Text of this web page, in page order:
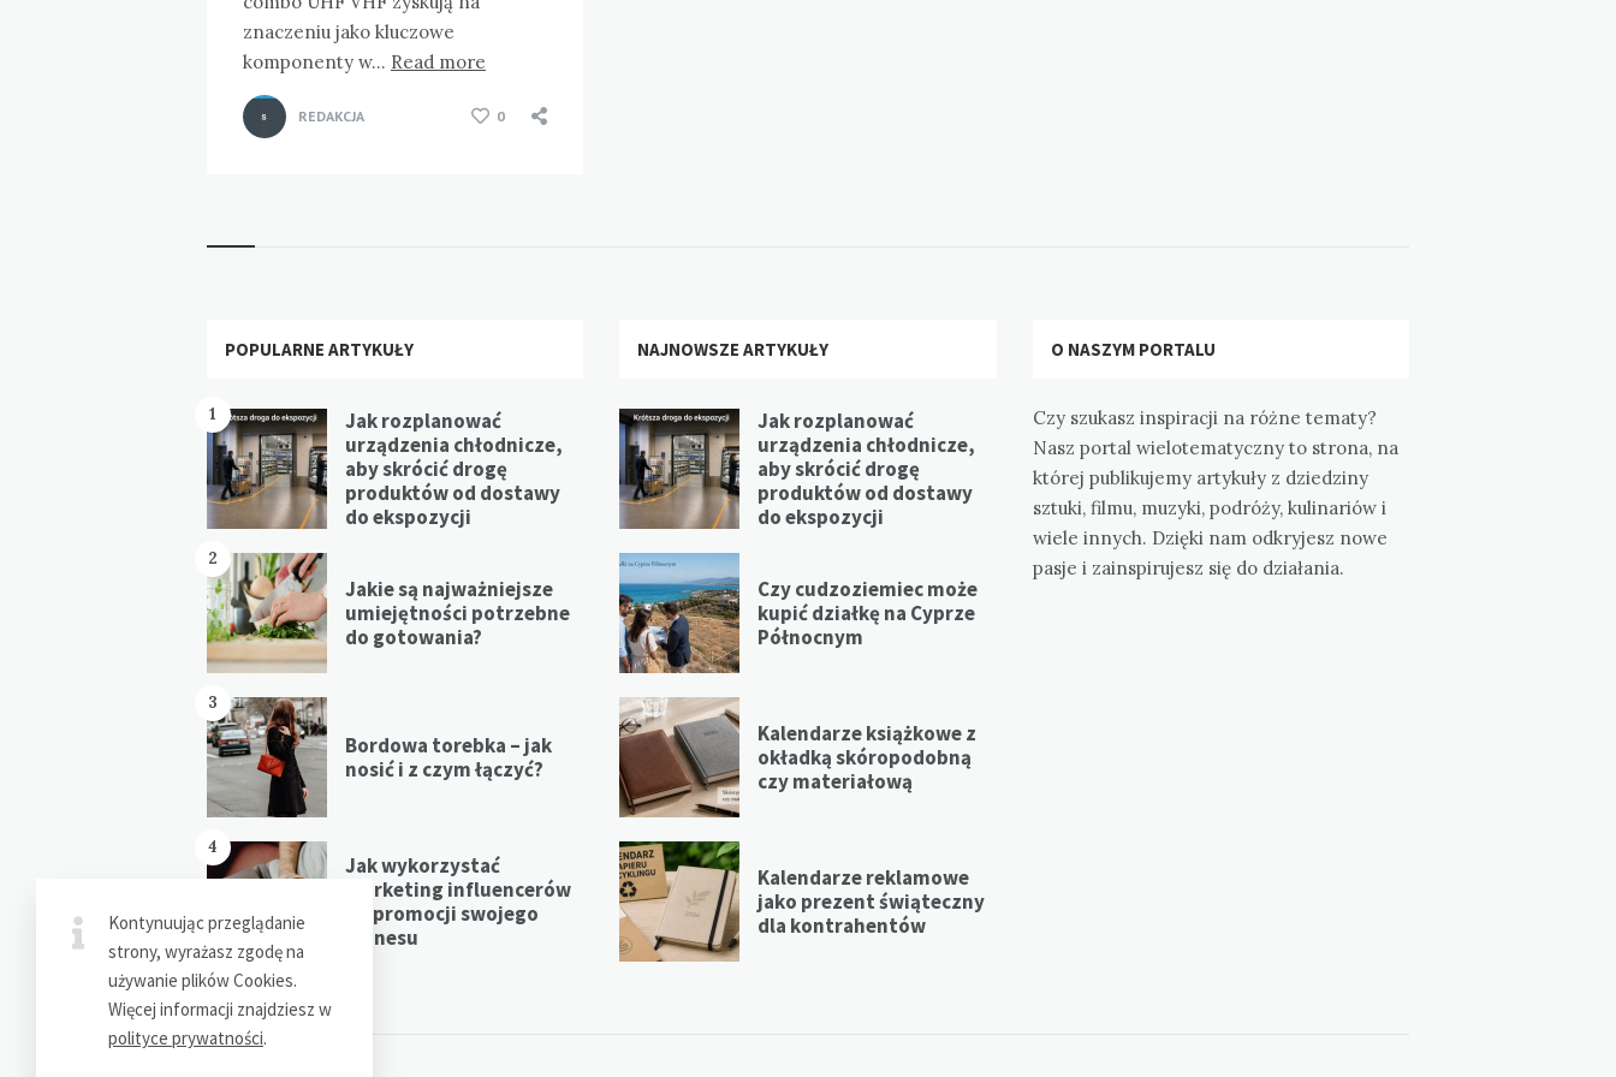
znaczeniu jako kluczowe
komponenty w… Read more
REDAKCJA 0
Widgets
POPULARNE ARTYKUŁY
1
Jak rozplanować
urządzenia chłodnicze,
aby skrócić drogę
produktów od dostawy
do ekspozycji
2
Jakie są najważniejsze
umiejętności potrzebne
do gotowania?
3
Bordowa torebka – jak
nosić i z czym łączyć?
4
Jak wykorzystać
marketing influencerów
do promocji swojego
biznesu
NAJNOWSZE ARTYKUŁY
Jak rozplanować
urządzenia chłodnicze,
aby skrócić drogę
produktów od dostawy
do ekspozycji
Czy cudzoziemiec może
kupić działkę na Cyprze
Północnym
Kalendarze książkowe z
okładką skóropodobną
czy materiałową
Kalendarze reklamowe
jako prezent świąteczny
dla kontrahentów
O NASZYM PORTALU
Czy szukasz inspiracji na różne tematy?
Nasz portal wielotematyczny to strona, na
której publikujemy artykuły z dziedziny
sztuki, filmu, muzyki, podróży, kulinariów i
wiele innych. Dzięki nam odkryjesz nowe
pasje i zainspirujesz się do działania.
Kontynuując przeglądanie
strony, wyrażasz zgodę na
używanie plików Cookies.
Więcej informacji znajdziesz w
polityce prywatności.